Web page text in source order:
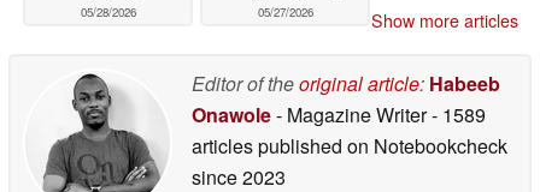
05/28/2026 05/27/2026 Show more articles
Editor of theoriginal article: Habeeb
Onawole- Magazine Writer- 1589
articles published on Notebookcheck
since 2023